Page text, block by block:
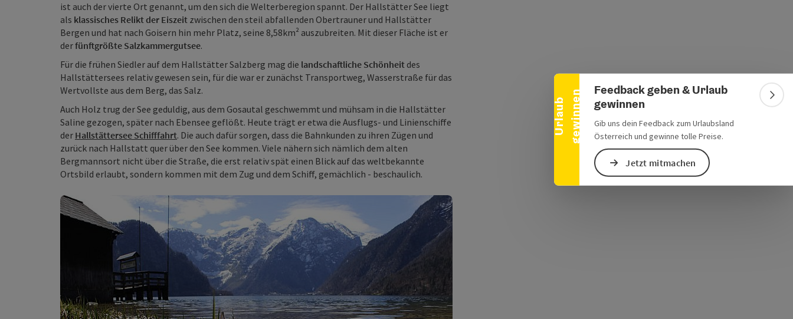
U
r
l
a
u
b
g
e
w
i
n
n
e n
Banner einklappen
Feedback geben & Urlaub
gewinnen
Gib uns dein Feedback zum Urlaubsland
Österreich und gewinne tolle Preise.
Jetzt mitmachen
ist auch der vierte Ort genannt, um den sich die Welterberegion spannt. Der Hallstätter See liegt
als klassisches Relikt der Eiszeit zwischen den steil abfallenden Obertrauner und Hallstätter
Bergen und hat nach Goisern hin mehr Platz, seine 8,58km² auszubreiten. Mit dieser Fläche ist er
derfünftgrößte Salzkammergutsee.
Für die frühen Siedler auf dem Hallstätter Salzberg mag die landschaftliche Schönheit des
Hallstättersees relativ gewesen sein, für die war er zunächst Transportweg, Wasserstraße für das
Wertvollste aus dem Berg, das Salz.
Auch Holz trug der See geduldig, aus dem Gosautal geschwemmt und mühsam in die Hallstätter
Saline gezogen, später nach Ebensee geflößt. Heute trägt er etwa die Ausflugs- und Linienschiffe
der Hallstättersee Schifffahrt. Die auch dafür sorgen, dass die Bahnkunden zu ihren Zügen und
zurück nach Hallstatt quer über den See kommen. Viele nähern sich nämlich dem alten
Bergmannsort nicht über die Straße, die erst relativ spät einen Blick auf das weltbekannte
Ortsbild erlaubt, sondern kommen mit dem Zug und dem Schiff, gemächlich - beschaulich.